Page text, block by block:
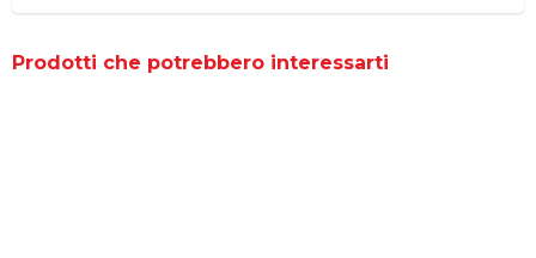
Prodotti che potrebbero interessarti